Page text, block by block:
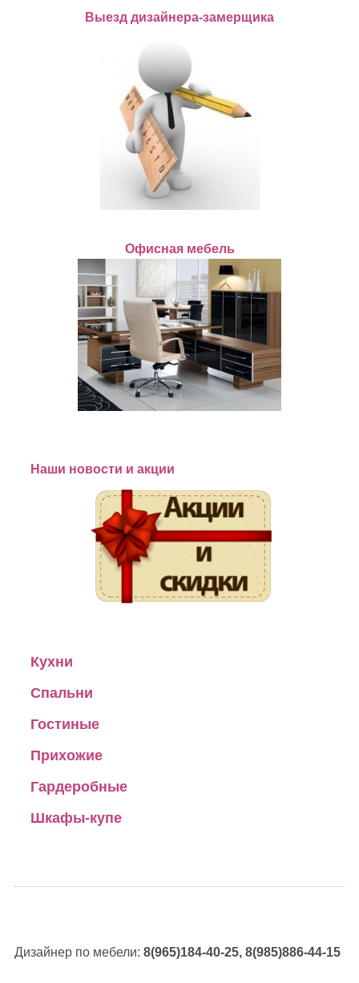
Выезд дизайнера-замерщика
Офисная мебель
Наши новости и акции
Кухни
Спальни
Гостиные
Прихожие
Гардеробные
Шкафы-купе
Дизайнер по мебели: 8(965)184-40-25, 8(985)886-44-15